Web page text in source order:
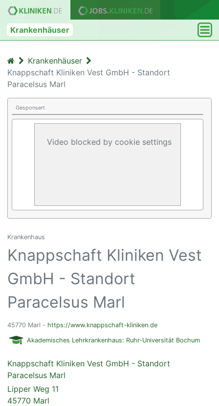
Krankenhäuser
Krankenhäuser
Knappschaft Kliniken Vest GmbH - Standort
Paracelsus Marl
Gesponsert
Video blocked by cookie settings
Krankenhaus
Knappschaft Kliniken Vest
GmbH - Standort
Paracelsus Marl
45770 Marl - https://www.knappschaft-kliniken.de
Akademisches Lehrkrankenhaus: Ruhr-Universität Bochum
Knappschaft Kliniken Vest GmbH - Standort
Paracelsus Marl
Lipper Weg 11
45770 Marl